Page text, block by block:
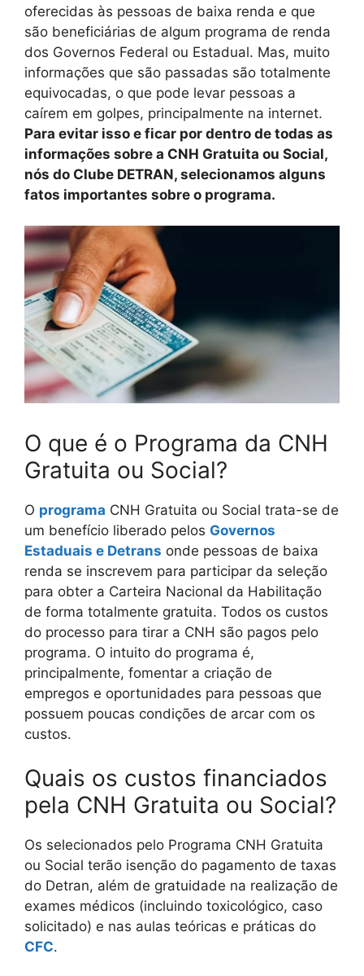
oferecidas às pessoas de baixa renda e que
são beneficiárias de algum programa de renda
dos Governos Federal ou Estadual. Mas, muito
informações que são passadas são totalmente
equivocadas, o que pode levar pessoas a
caírem em golpes, principalmente na internet.
Para evitar isso e ficar por dentro de todas as
informações sobre a CNH Gratuita ou Social,
nós do Clube DETRAN, selecionamos alguns
fatos importantes sobre o programa.
O que é o Programa da CNH
Gratuita ou Social?
O programa CNH Gratuita ou Social trata-se de
um benefício liberado pelos Governos
Estaduais e Detrans onde pessoas de baixa
renda se inscrevem para participar da seleção
para obter a Carteira Nacional da Habilitação
de forma totalmente gratuita. Todos os custos
do processo para tirar a CNH são pagos pelo
programa. O intuito do programa é,
principalmente, fomentar a criação de
empregos e oportunidades para pessoas que
possuem poucas condições de arcar com os
custos.
Quais os custos financiados
pela CNH Gratuita ou Social?
Os selecionados pelo Programa CNH Gratuita
ou Social terão isenção do pagamento de taxas
do Detran, além de gratuidade na realização de
exames médicos (incluindo toxicológico, caso
solicitado) e nas aulas teóricas e práticas do
CFC.